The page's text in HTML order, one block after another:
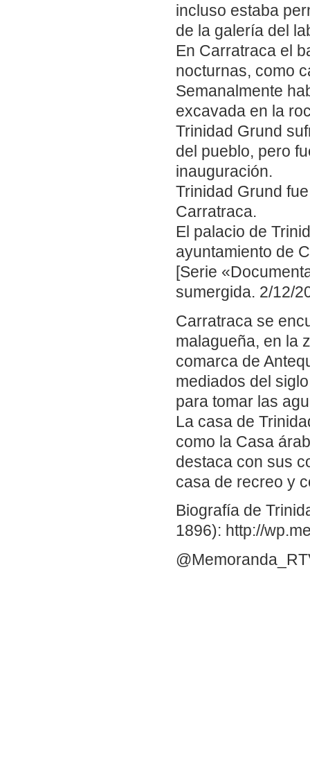
incluso estaba
de la galería del
En Carratraca el
nocturnas, como
Semanalmente
excavada en la
Trinidad Grund
del pueblo, pero
inauguración.
Trinidad Grund
Carratraca.
El palacio de
ayuntamiento de
[Serie
sumergida. 2/12/
Carratraca se
malagueña, en la
comarca de
mediados del
para tomar las
La casa de
como la Casa
destaca con sus
casa de recreo y
Biografía de
1896): http://